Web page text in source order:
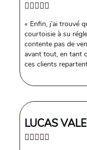
Enfin, j’ai trouvé
courtoisie à su
contente pas de
avant tout, en tant
ces clients
LUCAS